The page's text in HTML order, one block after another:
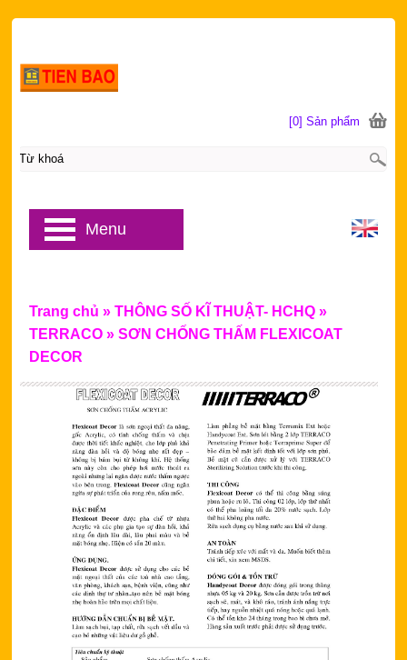
Trang chủ » THÔNG SỐ KĨ THUẬT- HCHQ »
TERRACO » SƠN CHỐNG THẤM FLEXICOAT
DECOR
[0] Sản phẩm
Menu